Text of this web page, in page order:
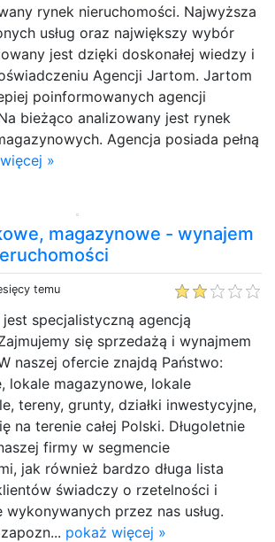
rynek nieruchomości. Najwyższa
usług oraz największy wybór
jest dzięki doskonałej wiedzy i
Agencji Jartom. Jartom
poinformowanych agencji
bieżąco analizowany jest rynek
Agencja posiada pełną
»
magazynowe - wynajem
temu
specjalistyczną agencją
się sprzedażą i wynajmem
naszej ofercie znajdą Państwo:
lokale magazynowe, lokale
tereny, grunty, działki inwestycyjne,
na terenie całej Polski. Długoletnie
firmy w segmencie
jak również bardzo długa lista
świadczy o rzetelności i
przez nas usług.
pokaż więcej »